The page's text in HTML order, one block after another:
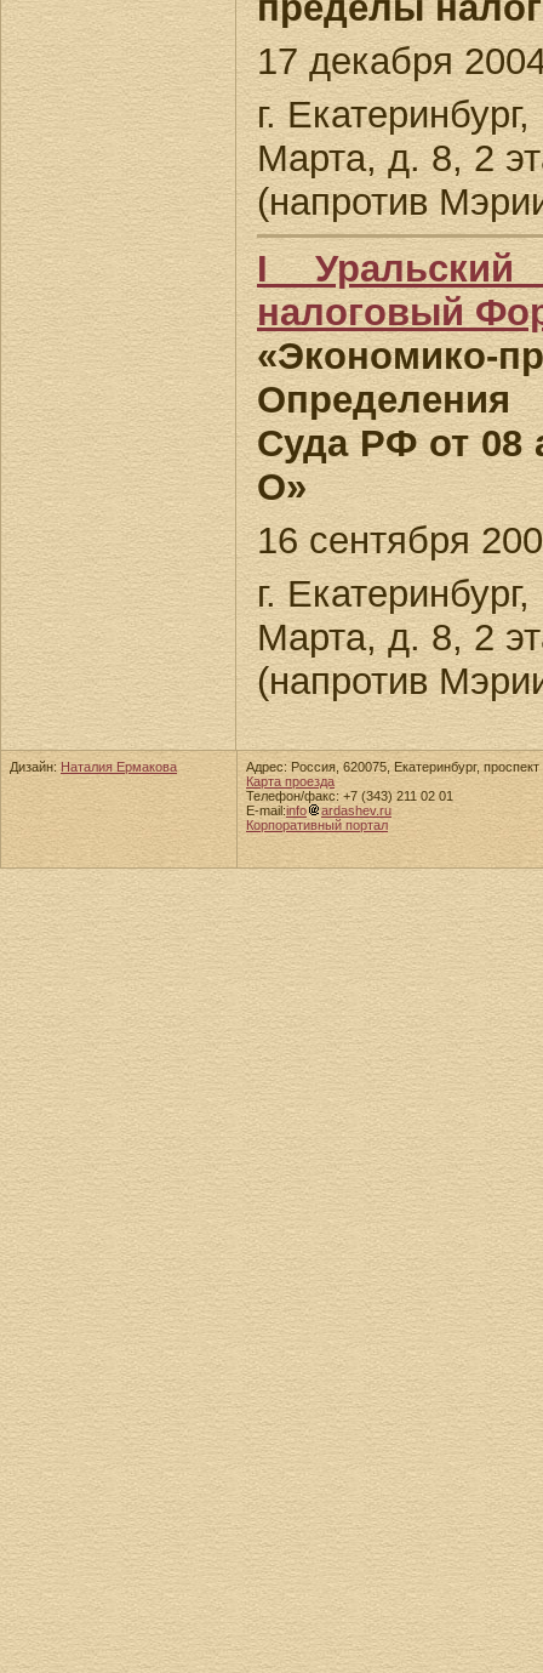
17 декабря
г.
Марта, д. 8, 2
(напротив
I Уральский
налоговый
«Экономико-
Суда РФ от 08
О»
16 сентября
г.
Марта, д. 8, 2
(напротив
Дизайн: Наталия Ермакова
Адрес: Россия, 620075, Екатеринбург,
Карта проезда
Телефон/факс: +7 (343) 211 02 01
E-mail:info
ardashev.ru
Корпоративный портал